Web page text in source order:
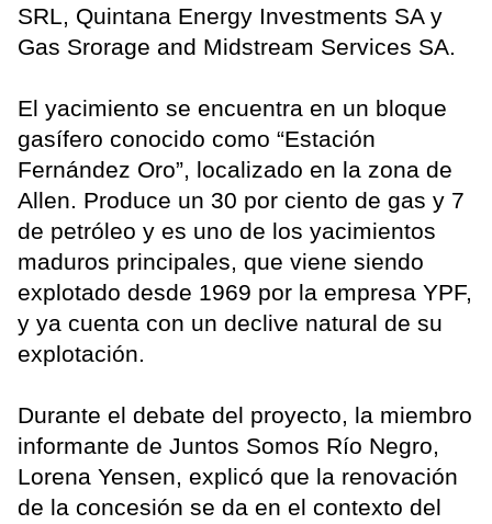
SRL, Quintana Energy Investments SA y
Gas Srorage and Midstream Services SA.
El yacimiento se encuentra en un bloque
gasífero conocido como “Estación
Fernández Oro”, localizado en la zona de
Allen. Produce un 30 por ciento de gas y 7
de petróleo y es uno de los yacimientos
maduros principales, que viene siendo
explotado desde 1969 por la empresa YPF,
y ya cuenta con un declive natural de su
explotación.
Durante el debate del proyecto, la miembro
informante de Juntos Somos Río Negro,
Lorena Yensen, explicó que la renovación
de la concesión se da en el contexto del